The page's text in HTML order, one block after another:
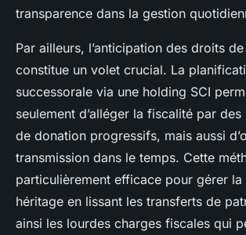
transparence dans la gestion
Par ailleurs, l’anticipation des droits
constitue un volet crucial. La
successorale via une holding SCI
seulement d’alléger la fiscalité par des
de donation progressifs, mais aussi
transmission dans le temps. Cette
particulièrement efficace pour gérer
héritage en lissant les transferts de
ainsi les lourdes charges fiscales qui